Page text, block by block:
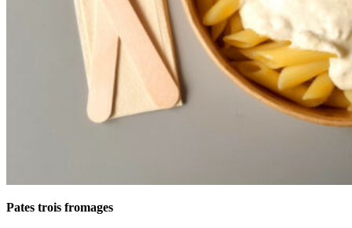
Pates trois fromages